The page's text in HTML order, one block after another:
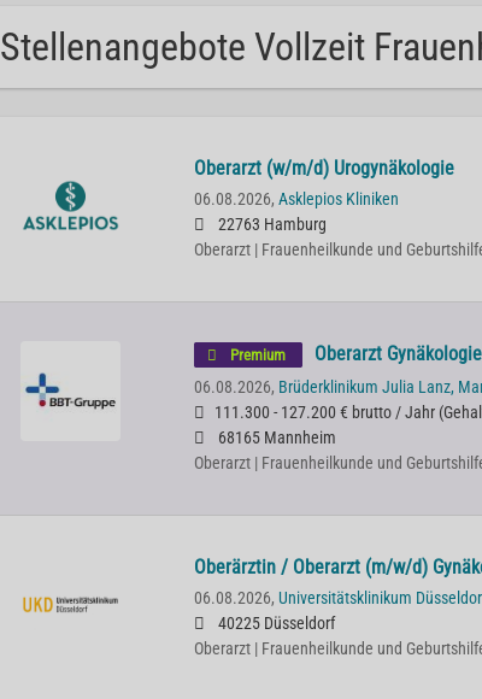
Stellenangebote Vollzeit
Oberarzt (w/m/d) Urogynäkologie
06.08.2026, Asklepios Kliniken
22763 Hamburg
Oberarzt | Frauenheilkunde und
Premium Oberarzt
06.08.2026, Brüderklinikum Julia Lanz,
111.300 - 127.200 € brutto / Jahr (
68165 Mannheim
Oberarzt | Frauenheilkunde und
Oberärztin / Oberarzt (m/w/d)
06.08.2026, Universitätsklinikum
40225 Düsseldorf
Oberarzt | Frauenheilkunde und